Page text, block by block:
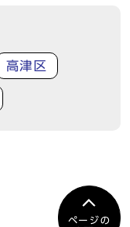
高津区
ページの